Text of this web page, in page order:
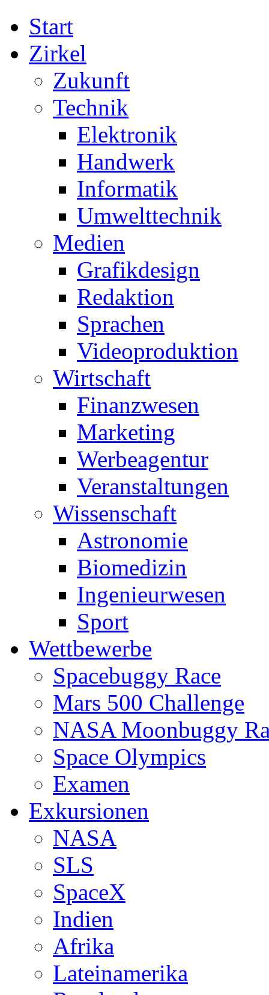
Start
Zirkel
Zukunft
Technik
Elektronik
Handwerk
Informatik
Umwelttechnik
Medien
Grafikdesign
Redaktion
Sprachen
Videoproduktion
Wirtschaft
Finanzwesen
Marketing
Werbeagentur
Veranstaltungen
Wissenschaft
Astronomie
Biomedizin
Ingenieurwesen
Sport
Wettbewerbe
Spacebuggy Race
Mars 500 Challenge
NASA Moonbuggy
Space Olympics
Examen
Exkursionen
NASA
SLS
SpaceX
Indien
Afrika
Lateinamerika